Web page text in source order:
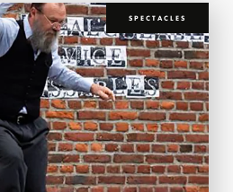
SPECTACLES